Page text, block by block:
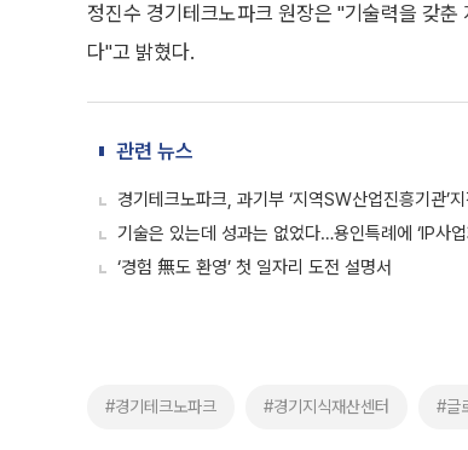
정진수 경기테크노파크 원장은 "기술력을 갖
다"고 밝혔다.
관련 뉴스
경기테크노파크, 과기부 ‘지역SW산업진흥기관’
기술은 있는데 성과는 없었다…용인특례에 ‘IP사
‘경험 無도 환영’ 첫 일자리 도전 설명서
#경기테크노파크 #경기지식재산센터 #글